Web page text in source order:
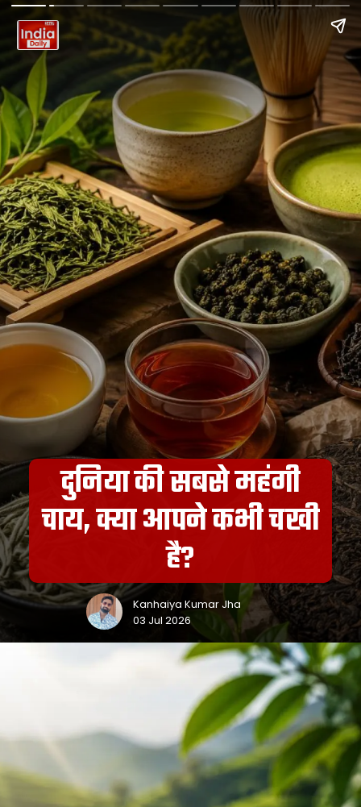
दुनिया की सबसे महंगी
चाय, क्या आपने कभी चखी
है?
Kanhaiya Kumar Jha
03 Jul 2026